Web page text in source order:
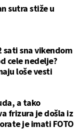
sutra stiže u
sati sna vikendom
cele nedelje?
loše vesti
a tako
frizura je došla iz
je imati FOTO